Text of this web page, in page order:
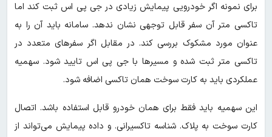
برای نمونه اگر خودرویی پیمایش زیادی در جی پی اس ثبت کند اما
تاکسی متر آن سفر قابل توجهی نشان ندهد. سامانه باید آن را به
عنوان مورد مشکوک بررسی کند. در مقابل اگر سفرهای متعدد در
تاکسی متر ثبت شده و مسیرها با جی پی اس تایید شود. سهمیه
عملکردی باید به کارت سوخت همان تاکسی اضافه شود.
این سهمیه باید فقط برای همان خودرو قابل استفاده باشد. اتصال
کارت سوخت به پلاک. شناسه تاکسیرانی. و داده پیمایش می‌تواند از